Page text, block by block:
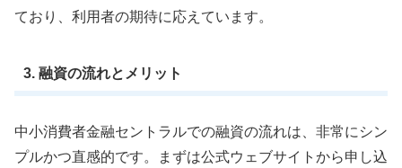
ており、利用者の期待に応えています。
3. 融資の流れとメリット
中小消費者金融セントラルでの融資の流れは、非常にシン
プルかつ直感的です。まずは公式ウェブサイトから申し込